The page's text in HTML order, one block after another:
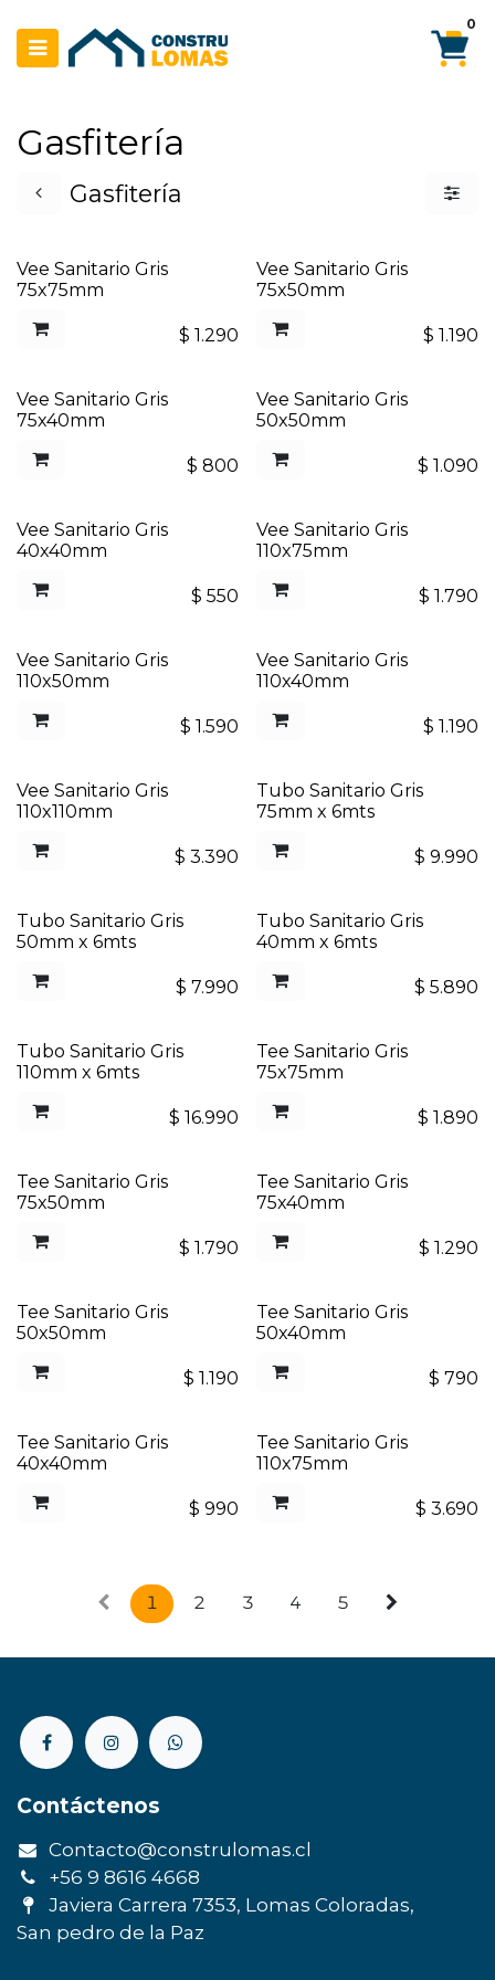
0
Gasfitería
Gasfitería
Vee Sanitario Gris
75x75mm
$ 1.290
Vee Sanitario Gris
75x50mm
$ 1.190
Vee Sanitario Gris
75x40mm
$ 800
Vee Sanitario Gris
50x50mm
$ 1.090
Vee Sanitario Gris
40x40mm
$ 550
Vee Sanitario Gris
110x75mm
$ 1.790
Vee Sanitario Gris
110x50mm
$ 1.590
Vee Sanitario Gris
110x40mm
$ 1.190
Vee Sanitario Gris
110x110mm
$ 3.390
Tubo Sanitario Gris
75mm x 6mts
$ 9.990
Tubo Sanitario Gris
50mm x 6mts
$ 7.990
Tubo Sanitario Gris
40mm x 6mts
$ 5.890
Tubo Sanitario Gris
110mm x 6mts
$ 16.990
Tee Sanitario Gris
75x75mm
$ 1.890
Tee Sanitario Gris
75x50mm
$ 1.790
Tee Sanitario Gris
75x40mm
$ 1.290
Tee Sanitario Gris
50x50mm
$ 1.190
Tee Sanitario Gris
50x40mm
$ 790
Tee Sanitario Gris
40x40mm
$ 990
Tee Sanitario Gris
110x75mm
$ 3.690
1 2 3 4 5
Contáctenos
Contacto@construlomas.cl
+56 9 8616 4668
Javiera Carrera 7353, Lomas Coloradas,
San pedro de la Paz